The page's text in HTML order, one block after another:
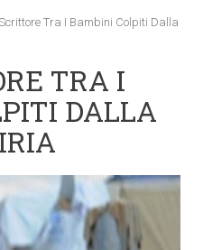
Tra I Bambini Colpiti Dalla
TRA I
DALLA